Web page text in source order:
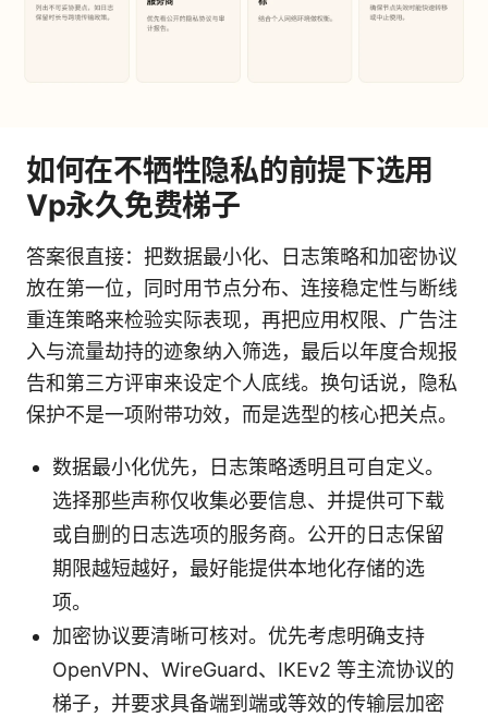
如何在不牺牲隐私的前提下选用
Vp永久免费梯子
答案很直接：把数据最小化、日志策略和加密协议
放在第一位，同时用节点分布、连接稳定性与断线
重连策略来检验实际表现，再把应用权限、广告注
入与流量劫持的迹象纳入筛选，最后以年度合规报
告和第三方评审来设定个人底线。换句话说，隐私
保护不是一项附带功效，而是选型的核心把关点。
数据最小化优先，日志策略透明且可自定义。
选择那些声称仅收集必要信息、并提供可下载
或自删的日志选项的服务商。公开的日志保留
期限越短越好，最好能提供本地化存储的选
项。
加密协议要清晰可核对。优先考虑明确支持
OpenVPN、WireGuard、IKEv2 等主流协议的
梯子，并要求具备端到端或等效的传输层加密